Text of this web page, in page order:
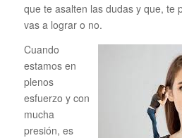
que te asalten las dudas y que, te
vas a lograr o no.
Cuando
estamos en
plenos
esfuerzo y con
mucha
presión, es